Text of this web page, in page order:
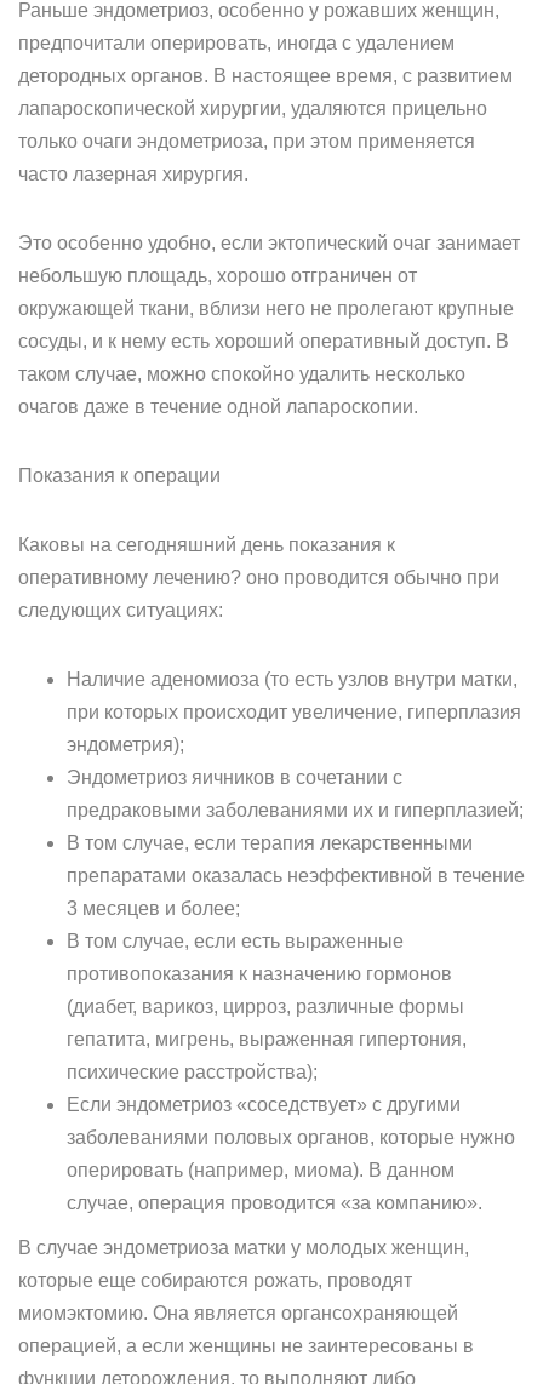
Раньше эндометриоз, особенно у рожавших женщин,
предпочитали оперировать, иногда с удалением
детородных органов. В настоящее время, с развитием
лапароскопической хирургии, удаляются прицельно
только очаги эндометриоза, при этом применяется
часто лазерная хирургия.
Это особенно удобно, если эктопический очаг занимает
небольшую площадь, хорошо отграничен от
окружающей ткани, вблизи него не пролегают крупные
сосуды, и к нему есть хороший оперативный доступ. В
таком случае, можно спокойно удалить несколько
очагов даже в течение одной лапароскопии.
Показания к операции
Каковы на сегодняшний день показания к
оперативному лечению? оно проводится обычно при
следующих ситуациях:
Наличие аденомиоза (то есть узлов внутри матки,
при которых происходит увеличение, гиперплазия
эндометрия);
Эндометриоз яичников в сочетании с
предраковыми заболеваниями их и гиперплазией;
В том случае, если терапия лекарственными
препаратами оказалась неэффективной в течение
3 месяцев и более;
В том случае, если есть выраженные
противопоказания к назначению гормонов
(диабет, варикоз, цирроз, различные формы
гепатита, мигрень, выраженная гипертония,
психические расстройства);
Если эндометриоз «соседствует» с другими
заболеваниями половых органов, которые нужно
оперировать (например, миома). В данном
случае, операция проводится «за компанию».
В случае эндометриоза матки у молодых женщин,
которые еще собираются рожать, проводят
миомэктомию. Она является органсохраняющей
операцией, а если женщины не заинтересованы в
функции деторождения, то выполняют либо